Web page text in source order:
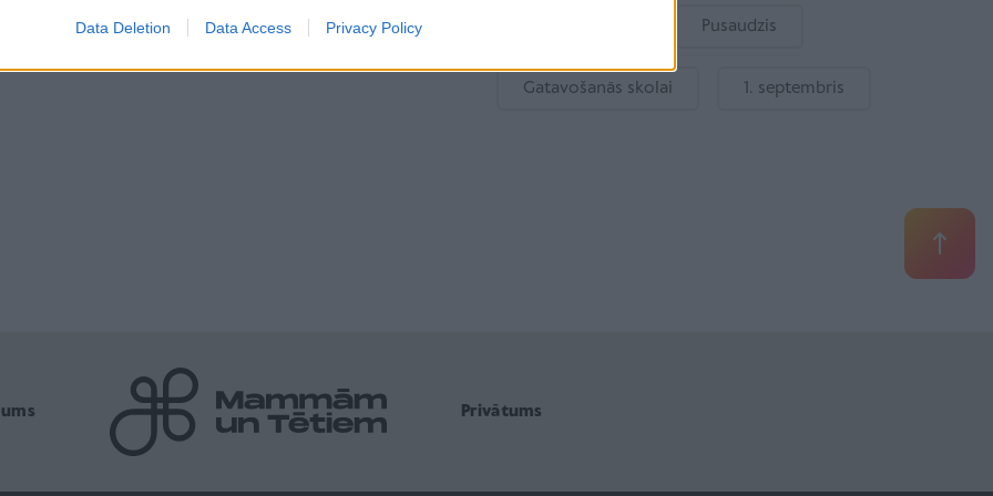
Data Deletion Data Access Privacy Policy Pusaudzis
Gatavošanās skolai 1. septembris
Privātums